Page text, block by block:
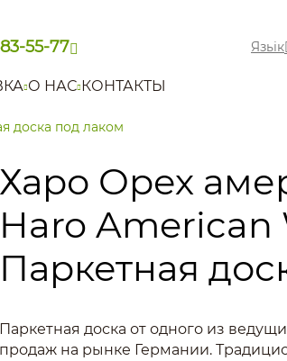
55-77 Язьік
О НАС КОНТАКТЫ
доска под лаком
Харо Орех
Haro American
Паркетная
Паркетная доска от одного из
продаж на рынке Германии.